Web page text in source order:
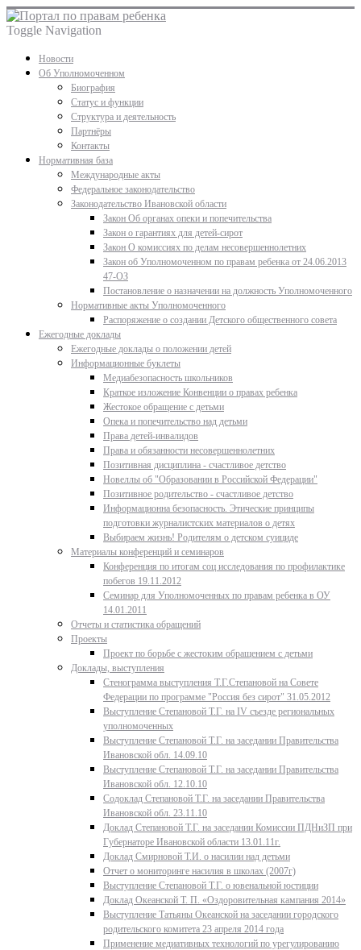
Toggle Navigation
Новости
Об Уполномоченном
Биография
Статус и функции
Структура и деятельность
Партнёры
Контакты
Нормативная база
Международные акты
Федеральное законодательство
Законодательство Ивановской области
Закон Об органах опеки и попечительства
Закон о гарантиях для детей-сирот
Закон О комиссиях по делам несовершеннолетних
Закон об Уполномоченном по правам ребенка от 24.06.2013
47-ОЗ
Постановление о назначении на должность Уполномоченного
Нормативные акты Уполномоченного
Распоряжение о создании Детского общественного совета
Ежегодные доклады
Ежегодные доклады о положении детей
Информационные буклеты
Медиабезопасность школьников
Краткое изложение Конвенции о правах ребенка
Жестокое обращение с детьми
Опека и попечительство над детьми
Права детей-инвалидов
Права и обязанности несовершеннолетних
Позитивная дисциплина - счастливое детство
Новеллы об "Образовании в Российской Федерации"
Позитивное родительство - счастливое детство
Информационна безопасность. Этические принципы
подготовки журналистских материалов о детях
Выбираем жизнь! Родителям о детском суициде
Материалы конференций и семинаров
Конференция по итогам соц исследования по профилактике
побегов 19.11.2012
Семинар для Уполномоченных по правам ребенка в ОУ
14.01.2011
Отчеты и статистика обращений
Проекты
Проект по борьбе с жестоким обращением с детьми
Доклады, выступления
Стенограмма выступления Т.Г.Степановой на Совете
Федерации по программе "Россия без сирот" 31.05.2012
Выступление Степановой Т.Г. на IV съезде региональных
уполномоченных
Выступление Степановой Т.Г. на заседании Правительства
Ивановской обл. 14.09.10
Выступление Степановой Т.Г. на заседании Правительства
Ивановской обл. 12.10.10
Содоклад Степановой Т.Г. на заседании Правительства
Ивановской обл. 23.11.10
Доклад Степановой Т.Г. на заседании Комиссии ПДНиЗП при
Губернаторе Ивановской области 13.01.11г.
Доклад Смирновой Т.И. о насилии над детьми
Отчет о мониторинге насилия в школах (2007г)
Выступление Степановой Т.Г. о ювенальной юстиции
Доклад Океанской Т. П. «Оздоровительная кампания 2014»
Выступление Татьяны Океанской на заседании городского
родительского комитета 23 апреля 2014 года
Применение медиативных технологий по урегулированию